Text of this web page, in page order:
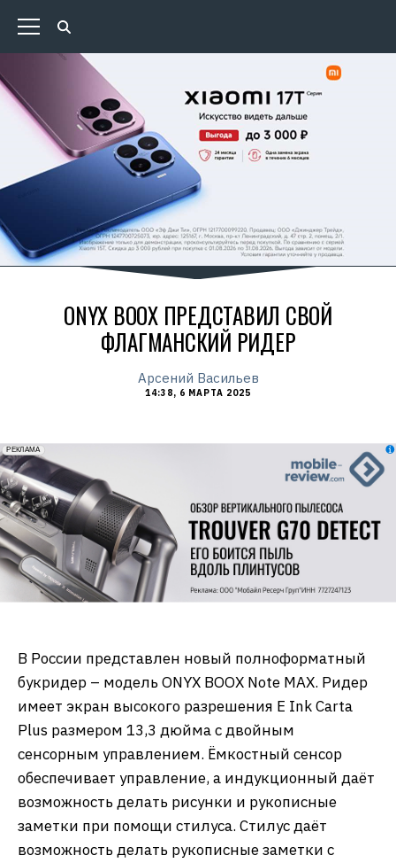
ONYX BOOX ПРЕДСТАВИЛ СВОЙ
ФЛАГМАНСКИЙ РИДЕР
Арсений Васильев
14:38, 6 МАРТА 2025
erid: 2VfnxxmNzs5
РЕКЛАМА
В России представлен новый полноформатный
букридер – модель ONYX BOOX Note MAX. Ридер
имеет экран высокого разрешения E Ink Carta
Plus размером 13,3 дюйма с двойным
сенсорным управлением. Ёмкостный сенсор
обеспечивает управление, а индукционный даёт
возможность делать рисунки и рукописные
заметки при помощи стилуса. Стилус даёт
возможность делать рукописные заметки с